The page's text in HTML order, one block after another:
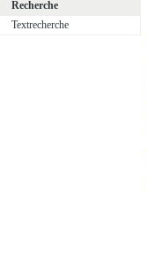
Recherche
Textrecherche